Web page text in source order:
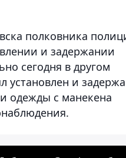
полковника
и задержании
сегодня в другом
установлен и
одежды с манекена